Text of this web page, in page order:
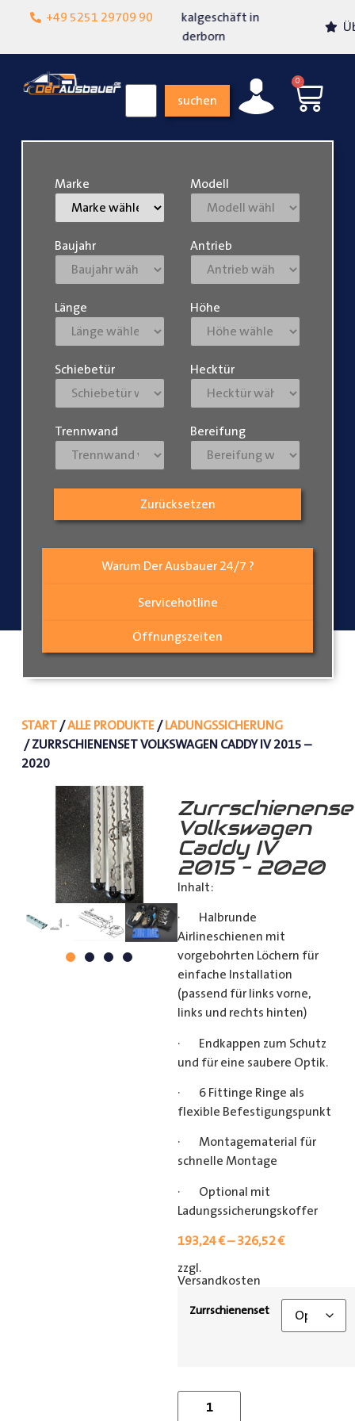
+49 5251 29709 90
Lokalgeschäft in
Über 15 Jahre Erfahrung
suchen
0
Warum Der Ausbauer 24/7 ?
Servicehotline
Öffnungszeiten
Marke Modell
Baujahr Antrieb
Länge Höhe
Schiebetür Hecktür
Trennwand Bereifung
Zurücksetzen
START/ALLE PRODUKTE/LADUNGSSICHERUNG
/ ZURRSCHIENENSET VOLKSWAGEN CADDY IV 2015 –
2020
Volkswagen
Caddy IV
2015 – 2020
Inhalt:
· Halbrunde
Airlineschienen mit
vorgebohrten Löchern für
einfache Installation
(passend für links vorne,
links und rechts hinten)
· Endkappen zum Schutz
und für eine saubere Optik.
· 6 Fittinge Ringe als
flexible Befestigungspunkt
· Montagematerial für
schnelle Montage
· Optional mit
Ladungssicherungskoffer
193,24€–326,52€
zzgl.
Versandkosten
Zurrschienenset